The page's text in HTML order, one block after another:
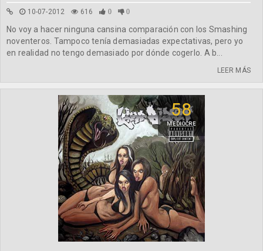
10-07-2012 616 0 0
No voy a hacer ninguna cansina comparación con los Smashing
noventeros. Tampoco tenía demasiadas expectativas, pero yo
en realidad no tengo demasiado por dónde cogerlo. A b...
LEER MÁS
58
MEDIOCRE